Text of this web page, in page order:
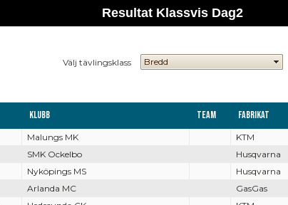
Resultat Klassvis Dag2
Välj tävlingsklass
Klubb Team Fabrikat
Malungs MK KTM
SMK Ockelbo Husqvarna
Nyköpings MS Husqvarna
Arlanda MC GasGas